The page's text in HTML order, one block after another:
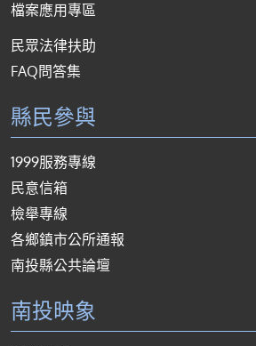
檔案應用專區
民眾法律扶助
FAQ問答集
縣民參與
1999服務專線
民意信箱
檢舉專線
各鄉鎮市公所通報
南投縣公共論壇
南投映象